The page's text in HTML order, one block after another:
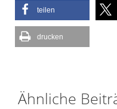
teilen
drucken
Ähnliche